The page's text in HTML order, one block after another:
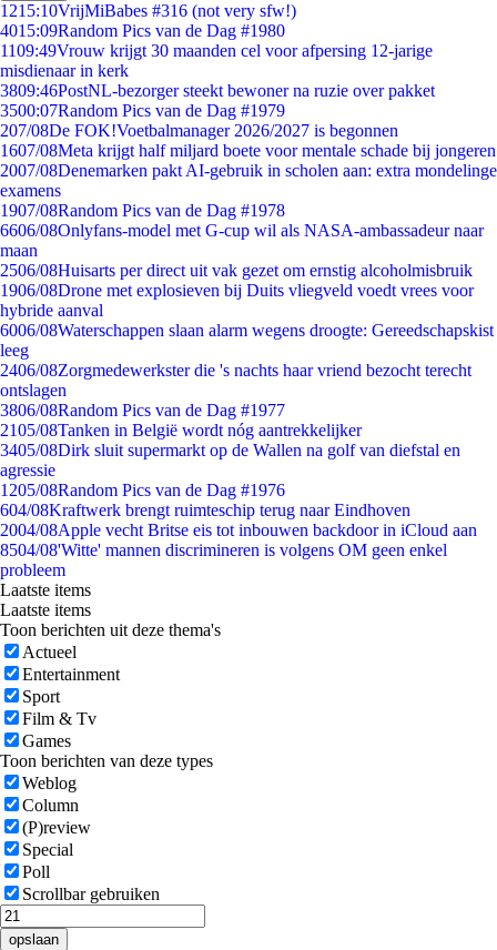
1215:10VrijMiBabes #316 (not very sfw!)
4015:09Random Pics van de Dag #1980
1109:49Vrouw krijgt 30 maanden cel voor afpersing 12-jarige
misdienaar in kerk
3809:46PostNL-bezorger steekt bewoner na ruzie over pakket
3500:07Random Pics van de Dag #1979
207/08De FOK!Voetbalmanager 2026/2027 is begonnen
1607/08Meta krijgt half miljard boete voor mentale schade bij jongeren
2007/08Denemarken pakt AI-gebruik in scholen aan: extra mondelinge
examens
1907/08Random Pics van de Dag #1978
6606/08Onlyfans-model met G-cup wil als NASA-ambassadeur naar
maan
2506/08Huisarts per direct uit vak gezet om ernstig alcoholmisbruik
1906/08Drone met explosieven bij Duits vliegveld voedt vrees voor
hybride aanval
6006/08Waterschappen slaan alarm wegens droogte: Gereedschapskist
leeg
2406/08Zorgmedewerkster die 's nachts haar vriend bezocht terecht
ontslagen
3806/08Random Pics van de Dag #1977
2105/08Tanken in België wordt nóg aantrekkelijker
3405/08Dirk sluit supermarkt op de Wallen na golf van diefstal en
agressie
1205/08Random Pics van de Dag #1976
604/08Kraftwerk brengt ruimteschip terug naar Eindhoven
2004/08Apple vecht Britse eis tot inbouwen backdoor in iCloud aan
8504/08'Witte' mannen discrimineren is volgens OM geen enkel
probleem
Laatste items
Laatste items
Toon berichten uit deze thema's
Actueel
Entertainment
Sport
Film & Tv
Games
Toon berichten van deze types
Weblog
Column
(P)review
Special
Poll
Scrollbar gebruiken
opslaan